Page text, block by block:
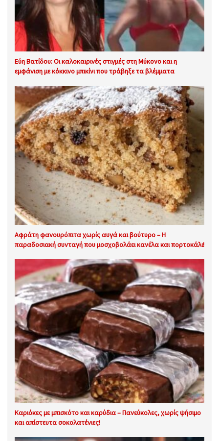
Εύη Βατίδου: Οι καλοκαιρινές στιγμές στη Μύκονο και η
εμφάνιση με κόκκινο μπικίνι που τράβηξε τα βλέμματα
Αφράτη φανουρόπιτα χωρίς αυγά και βούτυρο – Η
παραδοσιακή συνταγή που μοσχοβολάει κανέλα και πορτοκάλι!
Καριόκες με μπισκότο και καρύδια – Πανεύκολες, χωρίς ψήσιμο
και απίστευτα σοκολατένιες!